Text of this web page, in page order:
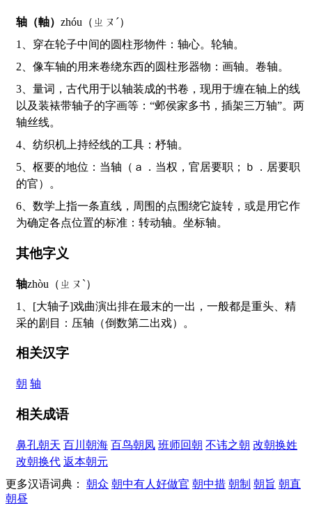
轴（軸） zhóu（ㄓㄡˊ）
1、穿在轮子中间的圆柱形物件：轴心。轮轴。
2、像车轴的用来卷绕东西的圆柱形器物：画轴。卷轴。
3、量词，古代用于以轴装成的书卷，现用于缠在轴上的线
以及装裱带轴子的字画等：“邺侯家多书，插架三万轴”。两
轴丝线。
4、纺织机上持经线的工具：杼轴。
5、枢要的地位：当轴（ａ．当权，官居要职；ｂ．居要职
的官）。
6、数学上指一条直线，周围的点围绕它旋转，或是用它作
为确定各点位置的标准：转动轴。坐标轴。
其他字义
轴zhòu（ㄓㄡˋ）
1、[大轴子]戏曲演出排在最末的一出，一般都是重头、精
采的剧目：压轴（倒数第二出戏）。
相关汉字
朝 轴
相关成语
鼻孔朝天 百川朝海 百鸟朝凤 班师回朝 不讳之朝 改朝换姓
改朝换代 返本朝元
更多汉语词典： 朝众 朝中有人好做官 朝中措 朝制 朝旨 朝直
朝昼